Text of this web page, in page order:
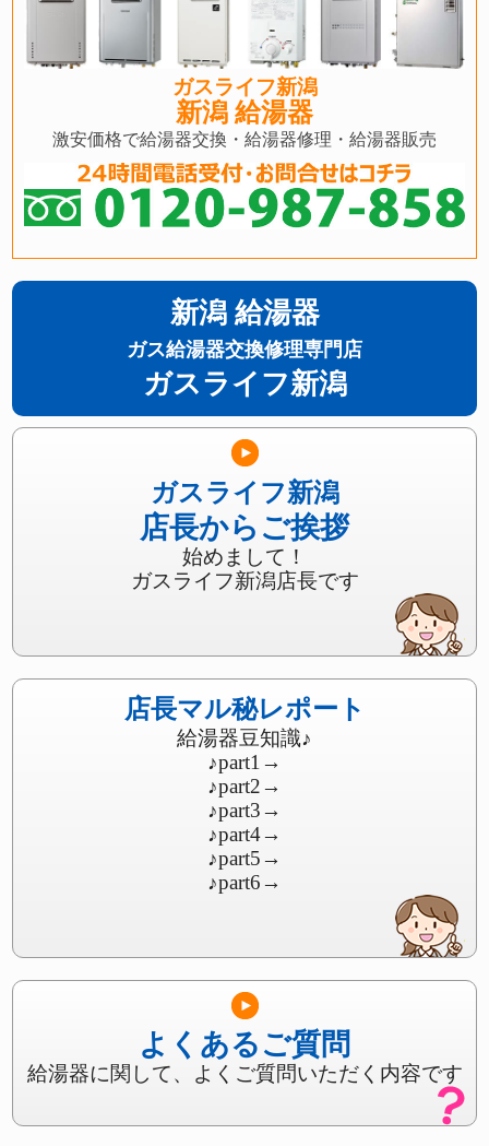
ガスライフ新潟
新潟 給湯器
激安価格で給湯器交換・給湯器修理・給湯器販売
新潟 給湯器
ガス給湯器交換修理専門店
ガスライフ新潟
ガスライフ新潟
店長からご挨拶
始めまして！
ガスライフ新潟店長です
店長マル秘レポート
給湯器豆知識♪
♪part1→
♪part2→
♪part3→
♪part4→
♪part5→
♪part6→
よくあるご質問
給湯器に関して、よくご質問いただく内容です